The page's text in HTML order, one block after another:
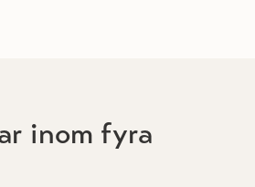
inom fyra